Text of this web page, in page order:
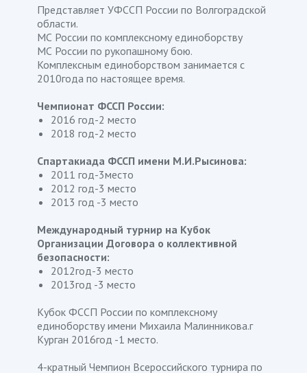
Представляет УФССП России по Волгоградской
области.
МС России по комплексному единоборству
МС России по рукопашному бою.
Комплексным единоборством занимается с
2010года по настоящее время.
Чемпионат ФССП России:
2016 год-2 место
2018 год-2 место
Спартакиада ФССП имени М.И.Рысинова:
2011 год-3место
2012 год-3 место
2013 год -3 место
Международный турнир на Кубок
Организации Договора о коллективной
безопасности:
2012год-3 место
2013год -3 место
Кубок ФССП России по комплексному
единоборству имени Михаила Малинникова.г
Курган 2016год -1 место.
4-кратный Чемпион Всероссийского турнира по